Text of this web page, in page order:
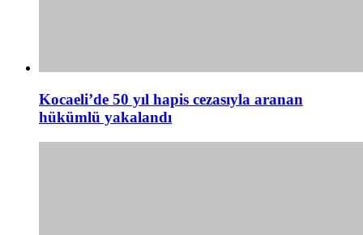
Kocaeli’de 50 yıl hapis cezasıyla aranan
hükümlü yakalandı